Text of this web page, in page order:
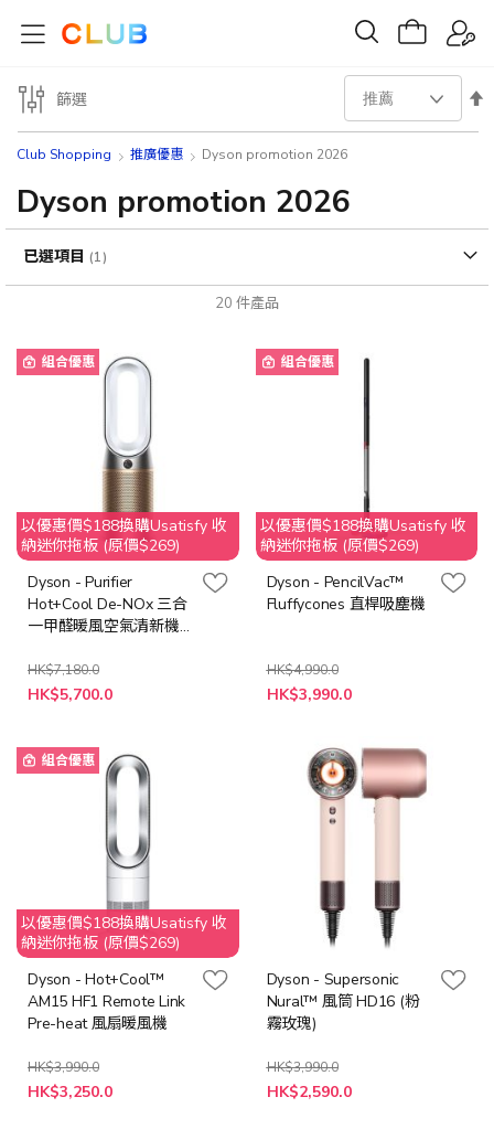
Club Shopping 推廣優惠 Dyson promotion 2026
Dyson promotion 2026
20 件產品
設
序
方
組合優惠
以優惠價$188換購Usatisfy 收
納迷你拖板 (原價$269)
Dyson - Purifier
Hot+Cool De-NOx 三合
一甲醛暖風空氣清新機
HK$7,180.0
特
殊
HK$5,700.0
組合優惠
以優惠價$188換購Usatisfy 收
納迷你拖板 (原價$269)
Dyson - PencilVac™
Fluffycones 直桿吸塵機
HK$4,990.0
特
殊
HK$3,990.0
組合優惠
以優惠價$188換購Usatisfy 收
納迷你拖板 (原價$269)
Dyson - Hot+Cool™
AM15 HF1 Remote Link
Pre-heat 風扇暖風機
HK$3,990.0
特
殊
HK$3,250.0
Dyson - Supersonic
Nural™ 風筒 HD16 (粉
霧玫瑰)
HK$3,990.0
特
殊
HK$2,590.0
篩選
已選項目